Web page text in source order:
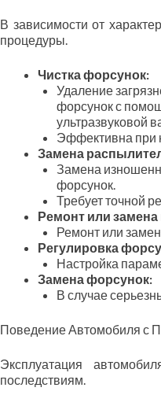
В зависимости от
процедуры.
Чистка форсунок:
Удаление
форсунок с
ультразвуковой
Эффективна при
Замена
Замена
форсунок.
Требует точной
Ремонт или
Ремонт или
Регулировка
Настройка
Замена форсунок:
В случае
Поведение Автомобиля с
Эксплуатация
последствиям.